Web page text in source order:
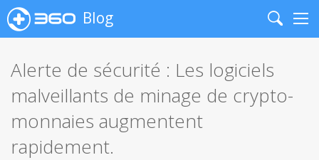
Blog
Search
Alerte de sécurité : Les logiciels
malveillants de minage de crypto-
monnaies augmentent
rapidement.